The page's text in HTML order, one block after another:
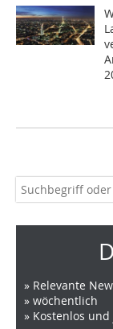
» Relevante
» wöchentlich
» Kostenlos